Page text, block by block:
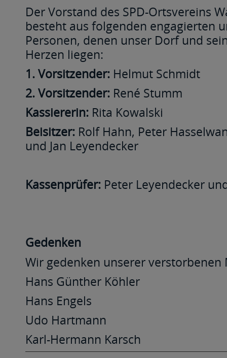
Der Vorstand des SPD-Ortsvereins
besteht aus folgenden engagierten
Personen, denen unser Dorf und
Herzen liegen:
1. Vorsitzender: Helmut Schmidt
2. Vorsitzender: René Stumm
Kassiererin: Rita Kowalski
Beisitzer: Rolf Hahn, Peter
und Jan Leyendecker
Kassenprüfer: Peter Leyendecker
Gedenken
Wir gedenken unserer verstorbenen
Hans Günther Köhler
Hans Engels
Udo Hartmann
Karl-Hermann Karsch